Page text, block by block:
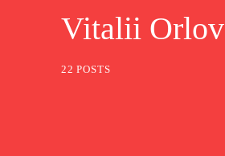
Vitalii Orlov
22 POSTS